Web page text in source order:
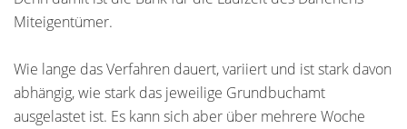
Miteigentümer.
Wie lange das Verfahren dauert, variiert und ist stark davon
abhängig, wie stark das jeweilige Grundbuchamt
ausgelastet ist. Es kann sich aber über mehrere Woche